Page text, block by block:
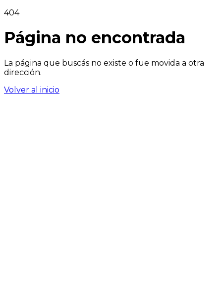
404
Página no encontrada
La página que buscás no existe o fue movida a otra
dirección.
Volver al inicio